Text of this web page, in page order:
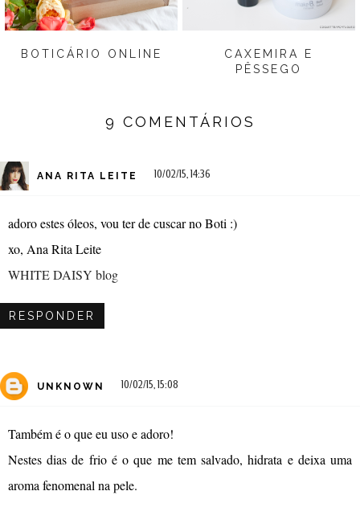
BOTICÁRIO ONLINE
CAXEMIRA E
PÊSSEGO
9 COMENTÁRIOS
ANA RITA LEITE 10/02/15, 14:36
adoro estes óleos, vou ter de cuscar no Boti :)
xo, Ana Rita Leite
WHITE DAISY blog
RESPONDER
UNKNOWN 10/02/15, 15:08
Também é o que eu uso e adoro!
Nestes dias de frio é o que me tem salvado, hidrata e deixa uma
aroma fenomenal na pele.